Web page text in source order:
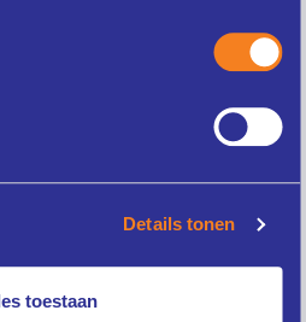
Details tonen
toestaan
onderwijs staan voor een